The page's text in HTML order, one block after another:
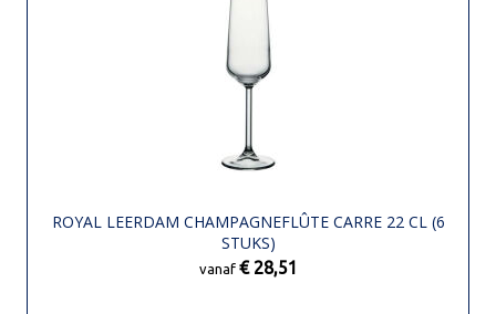
ROYAL LEERDAM CHAMPAGNEFLÛTE CARRE 22 CL (6
STUKS)
vanaf € 28,51